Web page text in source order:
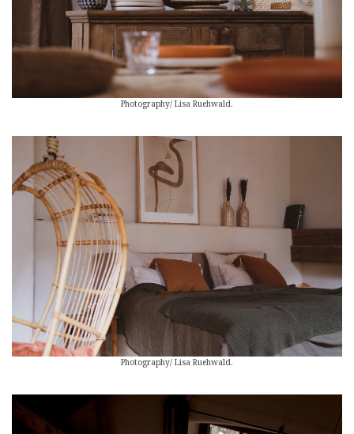
Photography/ Lisa Ruehwald.
Photography/ Lisa Ruehwald.